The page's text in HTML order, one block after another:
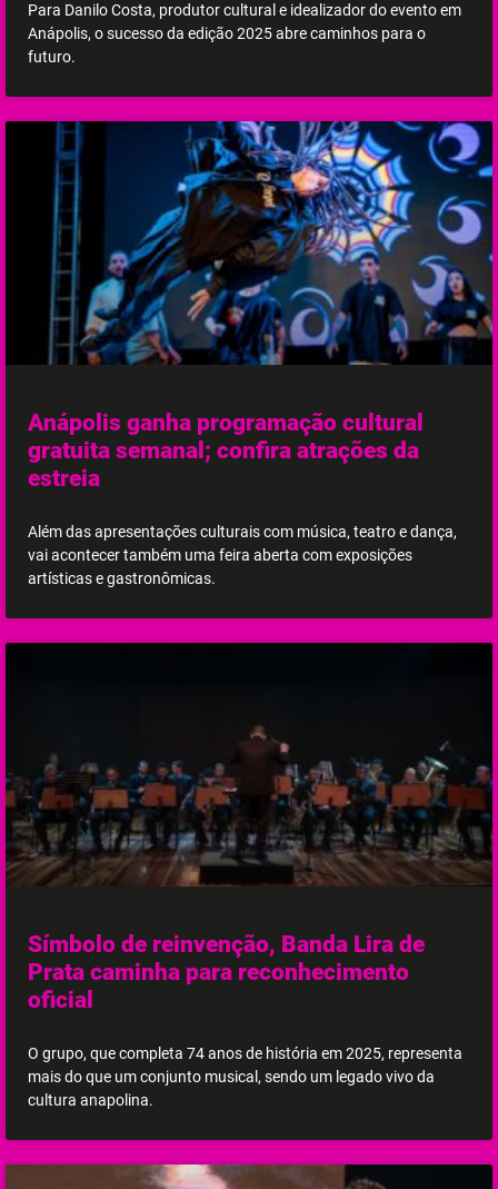
Para Danilo Costa, produtor cultural e idealizador do evento em
Anápolis, o sucesso da edição 2025 abre caminhos para o
futuro.
Anápolis ganha programação cultural
gratuita semanal; confira atrações da
estreia
Além das apresentações culturais com música, teatro e dança,
vai acontecer também uma feira aberta com exposições
artísticas e gastronômicas.
Símbolo de reinvenção, Banda Lira de
Prata caminha para reconhecimento
oficial
O grupo, que completa 74 anos de história em 2025, representa
mais do que um conjunto musical, sendo um legado vivo da
cultura anapolina.